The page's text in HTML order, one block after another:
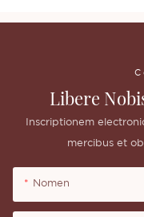
Libere
Inscriptionem
mercibus et
Nomen